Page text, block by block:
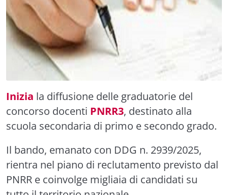
Inizia la diffusione delle graduatorie del
concorso docenti PNRR3, destinato alla
scuola secondaria di primo e secondo grado.
Il bando, emanato con DDG n. 2939/2025,
rientra nel piano di reclutamento previsto dal
PNRR e coinvolge migliaia di candidati su